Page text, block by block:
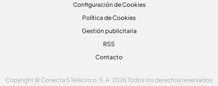
Configuración de Cookies
Política de Cookies
Gestión publicitaria
RSS
Contacto
Copyright © Conecta 5 Telecinco, S. A. 2026 Todos los derechos reservados